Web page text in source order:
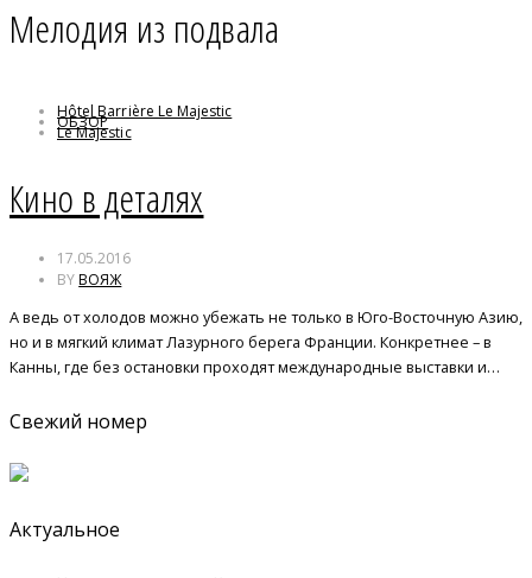
Мелодия из подвала
ОБЗОР
Hôtel Barrière Le Majestic
Le Majestic
Леринские острова
Мелодия из подвала
Кино в деталях
17.05.2016
BYВОЯЖ
А ведь от холодов можно убежать не только в Юго-Восточную Азию,
но и в мягкий климат Лазурного берега Франции. Конкретнее – в
Канны, где без остановки проходят международные выставки и…
Свежий номер
Актуальное